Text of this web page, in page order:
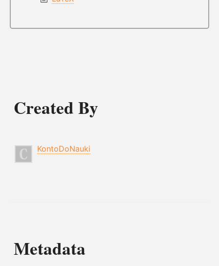
Created By
KontoDoNauki
Metadata